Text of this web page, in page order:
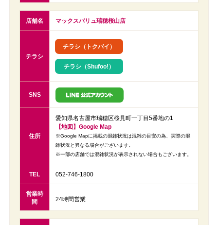
店舗名 マックスバリュ瑞穂桜山店
チラシ
チラシ（トクバイ）
チラシ（Shufoo!）
SNS
住所
愛知県名古屋市瑞穂区桜見町一丁目5番地の1
【地図】Google Map
※Google Mapに掲載の混雑状況は混雑の目安の為、実際の混
雑状況と異なる場合がございます。
※一部の店舗では混雑状況が表示されない場合もございます。
TEL 052-746-1800
営業時
間
24時間営業